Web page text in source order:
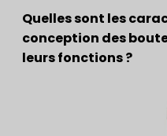
Quelles sont les
conception des
leurs fonctions ?